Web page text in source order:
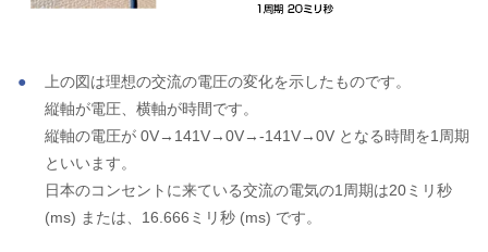
上の図は理想の交流の電圧の変化を示したものです。
縦軸が電圧、横軸が時間です。
縦軸の電圧が 0V→141V→0V→-141V→0V となる時間を1周期
といいます。
日本のコンセントに来ている交流の電気の1周期は20ミリ秒
(ms) または、16.666ミリ秒 (ms) です。